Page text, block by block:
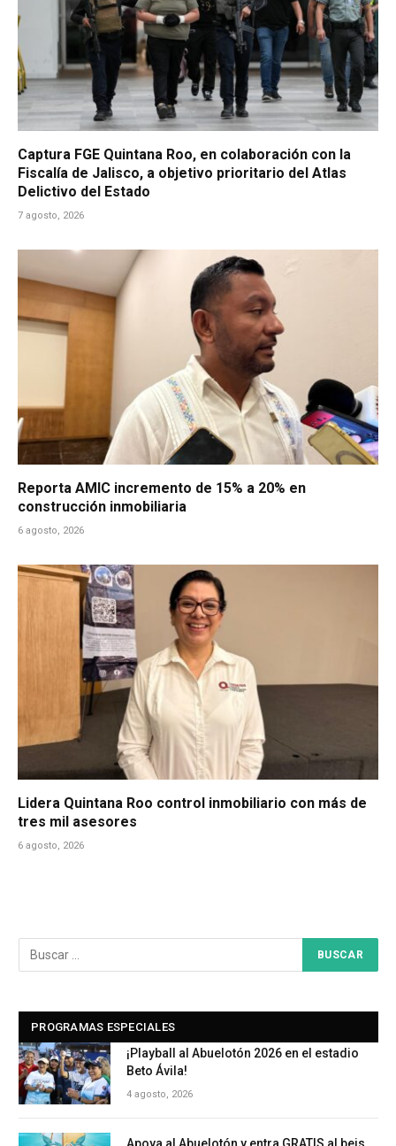
Captura FGE Quintana Roo, en colaboración con la
Fiscalía de Jalisco, a objetivo prioritario del Atlas
Delictivo del Estado
7 agosto, 2026
Reporta AMIC incremento de 15% a 20% en
construcción inmobiliaria
6 agosto, 2026
Lidera Quintana Roo control inmobiliario con más de
tres mil asesores
6 agosto, 2026
PROGRAMAS ESPECIALES
¡Playball al Abuelotón 2026 en el estadio
Beto Ávila!
4 agosto, 2026
Apoya al Abuelotón y entra GRATIS al beis